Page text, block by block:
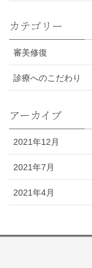
カテゴリー
審美修復
診療へのこだわり
アーカイブ
2021年12月
2021年7月
2021年4月